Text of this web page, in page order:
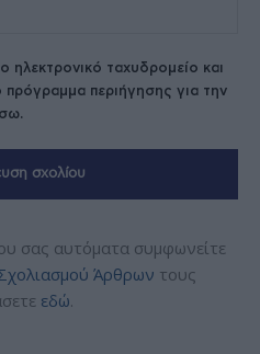
ταχυδρομείο και
περιήγησης για την
σας αυτόματα συμφωνείτε
Άρθρων τους
εδώ.